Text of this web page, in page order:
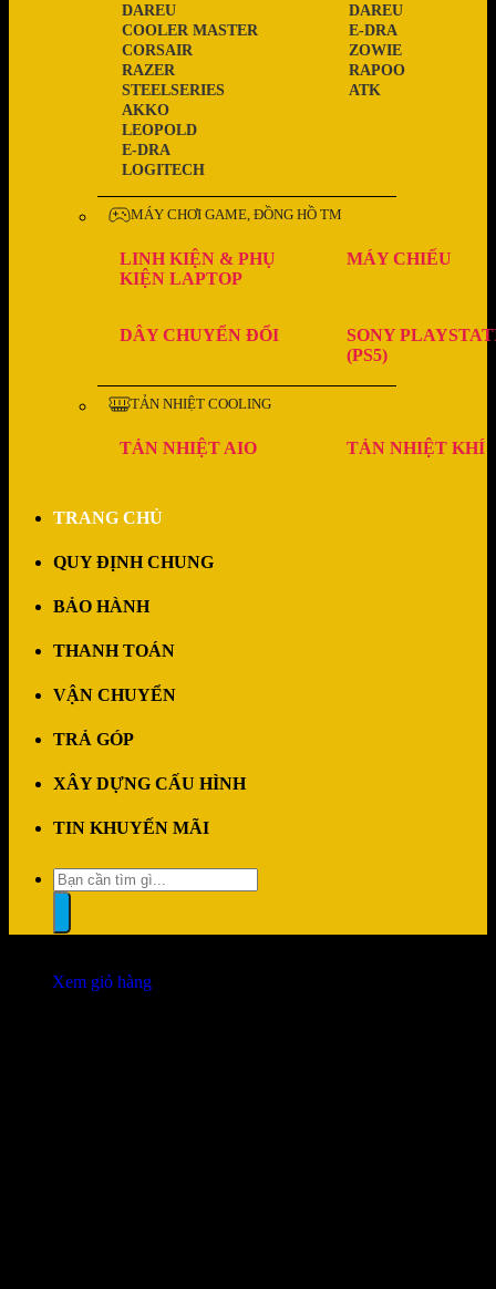
LOGITECH
E-DRA
LEOPOLD
AKKO
STEELSERIES
RAZER
CORSAIR
COOLER MASTER
DAREU
ATK
RAPOO
ZOWIE
E-DRA
DAREU
MÁY CHƠI GAME, ĐỒNG HỒ TM
LINH KIỆN & PHỤ
KIỆN LAPTOP
MÁY CHIẾU
DÂY CHUYỂN ĐỔI
SONY
(PS5)
TẢN NHIỆT COOLING
TẢN NHIỆT AIO TẢN NHIỆT KHÍ
TRANG CHỦ
QUY ĐỊNH CHUNG
BẢO HÀNH
THANH TOÁN
VẬN CHUYỂN
TRẢ GÓP
XÂY DỰNG CẤU HÌNH
TIN KHUYẾN MÃI
Tìm
kiếm:
Xem giỏ hàng